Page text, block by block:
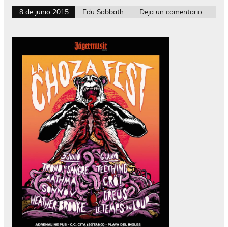
8 de junio 2015 Edu Sabbath Deja un comentario